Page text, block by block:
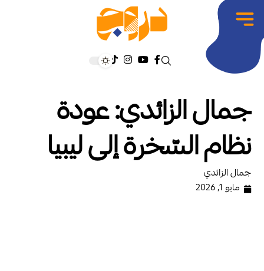
جمال الزائدي: عودة
نظام السّخرة إلى ليبيا
جمال الزائدي
مايو 1, 2026